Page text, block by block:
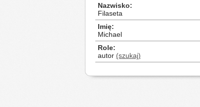
Nazwisko
Filaseta
Imię
Michael
Role
autor (szukaj)